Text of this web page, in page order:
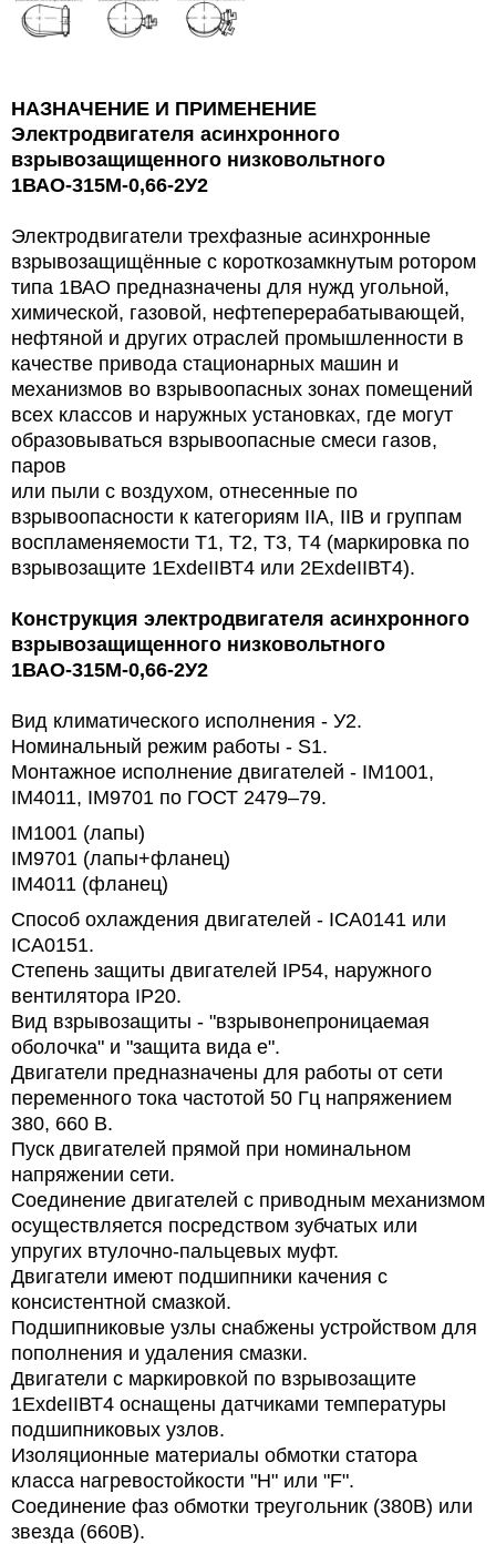
НАЗНАЧЕНИЕ И ПРИМЕНЕНИЕ
Электродвигателя асинхронного
взрывозащищенного низковольтного
1ВАО-315М-0,66-2У2
Электродвигатели трехфазные асинхронные
взрывозащищённые с короткозамкнутым ротором
типа 1ВАО предназначены для нужд угольной,
химической, газовой, нефтеперерабатывающей,
нефтяной и других отраслей промышленности в
качестве привода стационарных машин и
механизмов во взрывоопасных зонах помещений
всех классов и наружных установках, где могут
образовываться взрывоопасные смеси газов,
паров
или пыли с воздухом, отнесенные по
взрывоопасности к категориям IIА, IIВ и группам
воспламеняемости Т1, Т2, Т3, Т4 (маркировка по
взрывозащите 1ЕхdeIIВТ4 или 2ЕхdeIIВТ4).
Конструкция электродвигателя асинхронного
взрывозащищенного низковольтного
1ВАО-315М-0,66-2У2
Вид климатического исполнения - У2.
Номинальный режим работы - S1.
Монтажное исполнение двигателей - IM1001,
IM4011, IM9701 по ГОСТ 2479–79.
IM1001 (лапы)
IM9701 (лапы+фланец)
IM4011 (фланец)
Способ охлаждения двигателей - ICA0141 или
ICA0151.
Степень защиты двигателей IP54, наружного
вентилятора IP20.
Вид взрывозащиты - "взрывонепроницаемая
оболочка" и "защита вида е".
Двигатели предназначены для работы от сети
переменного тока частотой 50 Гц напряжением
380, 660 В.
Пуск двигателей прямой при номинальном
напряжении сети.
Соединение двигателей с приводным механизмом
осуществляется посредством зубчатых или
упругих втулочно-пальцевых муфт.
Двигатели имеют подшипники качения с
консистентной смазкой.
Подшипниковые узлы снабжены устройством для
пополнения и удаления смазки.
Двигатели с маркировкой по взрывозащите
1ЕхdeIIВТ4 оснащены датчиками температуры
подшипниковых узлов.
Изоляционные материалы обмотки статора
класса нагревостойкости "Н" или "F".
Соединение фаз обмотки треугольник (380В) или
звезда (660В).